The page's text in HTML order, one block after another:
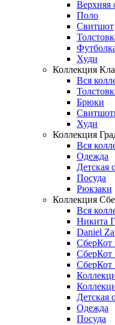
Верхняя
Поло
Свитшот
Худи
Коллекция
Вся
Брюки
Худи
Коллекция
Вся
Одежда
Детская
Посуда
Рюкзаки
Коллекция
Вся
Никита
Daniel
СберКот
СберКот
СберКот
Детская
Одежда
Посуда